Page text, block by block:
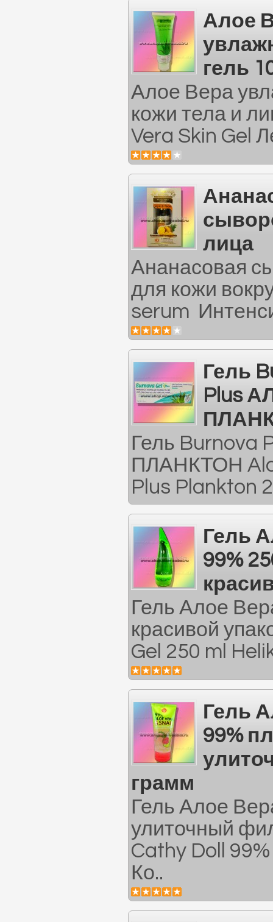
Алое
гель
Алое Вера
кожи тела и
Vera Skin Gel
лица
Ананасовая
для кожи
serum
Гель
Plus
Гель Burnova
ПЛАНКТОН
Plus Plankton
Гель
99%
Гель Алое
красивой
Gel 250 ml
Гель
99%
грамм
Гель Алое
улиточный
Cathy Doll
Ко..